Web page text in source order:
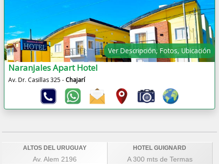
Ver Descripción, Fotos, Ubicación
Naranjales Apart Hotel
Av. Dr. Casillas 325 - Chajarí
ALTOS DEL URUGUAY
Av. Alem 2196
HOTEL GUIGNARD
A 300 mts de Termas